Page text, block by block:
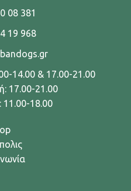
08 381
19 968
14.00 & 17.00-21.00
17.00-21.00
18.00